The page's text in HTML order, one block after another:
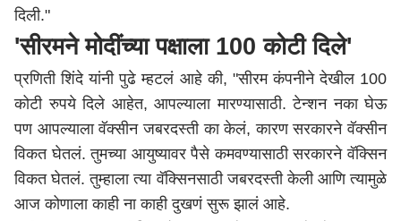
दिली."
'सीरमने मोदींच्या पक्षाला 100 कोटी दिले'
प्रणिती शिंदे यांनी पुढे म्हटलं आहे की, "सीरम कंपनीने देखील 100
कोटी रुपये दिले आहेत, आपल्याला मारण्यासाठी. टेन्शन नका घेऊ
पण आपल्याला वॅक्सीन जबरदस्ती का केलं, कारण सरकारने वॅक्सीन
विकत घेतलं. तुमच्या आयुष्यावर पैसे कमवण्यासाठी सरकारने वॅक्सिन
विकत घेतलं. तुम्हाला त्या वॅक्सिनसाठी जबरदस्ती केली आणि त्यामुळे
आज कोणाला काही ना काही दुखणं सुरू झालं आहे.